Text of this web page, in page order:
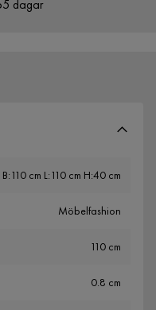
B:110 cm L:110 cm H:40 cm
Möbelfashion
110 cm
0.8 cm